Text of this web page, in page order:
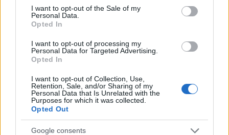
consent section.
I want to opt-out of the Sale of my
Personal Data.
Opted In
I want to opt-out of processing my
Personal Data for Targeted Advertising.
Opted In
I want to opt-out of Collection, Use,
Retention, Sale, and/or Sharing of my
Personal Data that Is Unrelated with the
Purposes for which it was collected.
Opted Out
Google consents
Vuoi rimuovere le pubblicità nazionali?
Puoi abbonarti asoli € 1,10 al mese
cliccandoqui
Sei già abbonato?